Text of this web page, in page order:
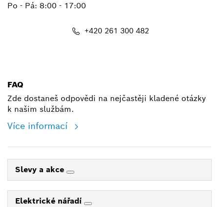
Po - Pá: 8:00 - 17:00
+420 261 300 482
FAQ
Zde dostaneš odpovědi na nejčastěji kladené otázky
k našim službám.
Více informací
Slevy a akce
Elektrické nářadí